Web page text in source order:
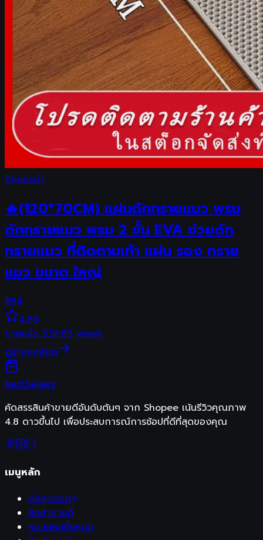
ร้านแนะนำ
🔥(120*70CM) แผ่นดักทรายแมว พรม
ดักทรายแมว พรม 2 ชั้น EVA ช่วยดัก
ทรายแมว ที่ติดตามเท้า แผ่น รอง ทราย
แมว ขนาด ใหญ่
฿84
4.86
ขายแล้ว 3.5K83 views
ดูรายละเอียด
BestSellers
คัดสรรสินค้าขายดีอันดับต้นๆ จาก Shopee เน้นรีวิวคุณภาพ
4.8 ดาวขึ้นไป เพื่อประสบการณ์การช้อปที่ดีที่สุดของคุณ
เมนูหลัก
ดีลสุดฮอต
สินค้าขายดี
หมวดหมู่ทั้งหมด